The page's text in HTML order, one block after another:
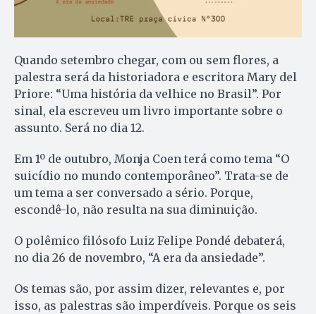
Quando setembro chegar, com ou sem flores, a
palestra será da historiadora e escritora Mary del
Priore: “Uma história da velhice no Brasil”. Por
sinal, ela escreveu um livro importante sobre o
assunto. Será no dia 12.
Em 1º de outubro, Monja Coen terá como tema “O
suicídio no mundo contemporâneo”. Trata-se de
um tema a ser conversado a sério. Porque,
escondê-lo, não resulta na sua diminuição.
O polêmico filósofo Luiz Felipe Pondé debaterá,
no dia 26 de novembro, “A era da ansiedade”.
Os temas são, por assim dizer, relevantes e, por
isso, as palestras são imperdíveis. Porque os seis